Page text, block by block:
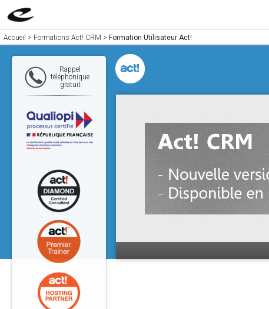
Accueil > Formations Act! CRM > Formation Utilisateur Act!
Rappel
téléphonique
gratuit